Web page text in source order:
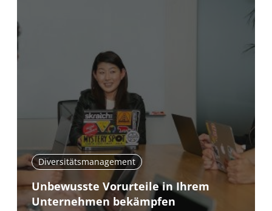
Diversitätsmanagement
Unbewusste Vorurteile in Ihrem
Unternehmen bekämpfen